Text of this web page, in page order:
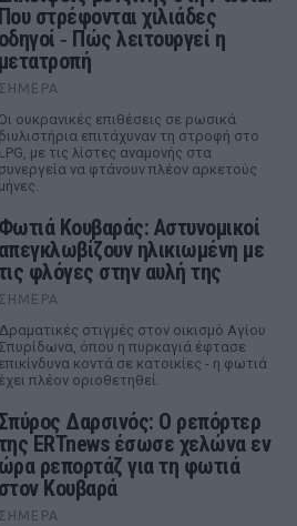
Που στρέφονται χιλιάδες
οδηγοί ‑ Πώς λειτουργεί η
μετατροπή
ΣΉΜΕΡΑ
Οι ουκρανικές επιθέσεις σε ρωσικά
διυλιστήρια επιτάχυναν τη στροφή στο
LPG, με τις λίστες αναμονής στα
συνεργεία να φτάνουν πλέον αρκετούς
μήνες.
Φωτιά Κουβαράς: Αστυνομικοί
απεγκλωβίζουν ηλικιωμένη με
φλόγες στην αυλή της
ΣΉΜΕΡΑ
Δραματικές στιγμές στον οικισμό Αγίου
όπου η πυρκαγιά έφτασε
επικίνδυνα κοντά σε κατοικίες - η φωτιά
έχει πλέον οριοθετηθεί.
Σπύρος Δαρσινός: Ο ρεπόρτερ
ERTnews έσωσε χελώνα εν
ώρα ρεπορτάζ για τη φωτιά
στον Κουβαρά
ΣΉΜΕΡΑ